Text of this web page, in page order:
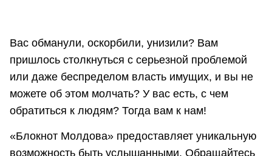
Вас обманули, оскорбили, унизили? Вам
пришлось столкнуться с серьезной проблемой
или даже беспределом власть имущих, и вы не
можете об этом молчать? У вас есть, с чем
обратиться к людям? Тогда вам к нам!
«Блокнот Молдова» предоставляет уникальную
возможность быть услышанными. Обращайтесь